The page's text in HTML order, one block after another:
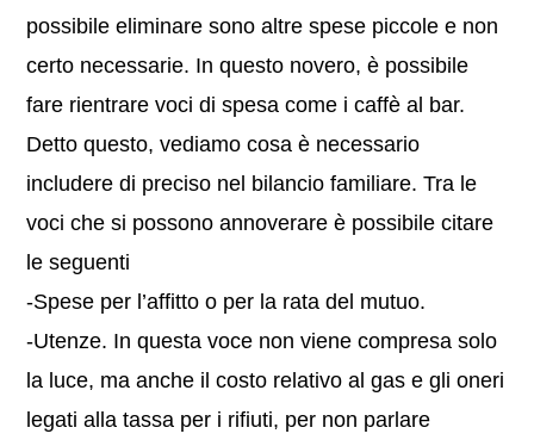
possibile eliminare sono altre spese piccole e non
certo necessarie. In questo novero, è possibile
fare rientrare voci di spesa come i caffè al bar.
Detto questo, vediamo cosa è necessario
includere di preciso nel bilancio familiare. Tra le
voci che si possono annoverare è possibile citare
le seguenti
-Spese per l’affitto o per la rata del mutuo.
-Utenze. In questa voce non viene compresa solo
la luce, ma anche il costo relativo al gas e gli oneri
legati alla tassa per i rifiuti, per non parlare